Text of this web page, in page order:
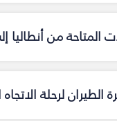
المتاحة من
الطيران لرحلة